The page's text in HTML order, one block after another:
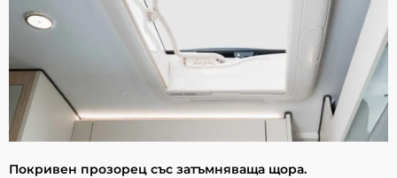
Покривен прозорец със затъмняваща щора.